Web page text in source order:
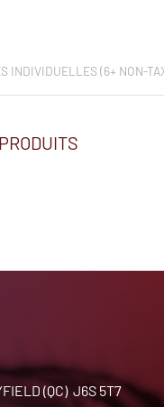
INDIVIDUELLES (6+ NON-
(QC) J6S 5T7